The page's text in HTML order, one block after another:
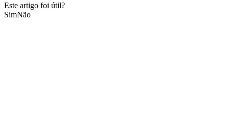
Este artigo foi útil?
SimNão